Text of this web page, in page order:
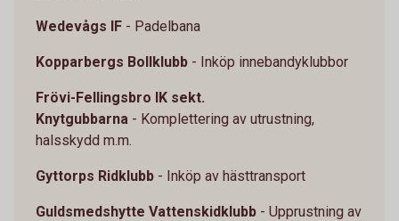
Wedevågs IF - Padelbana
Kopparbergs Bollklubb - Inköp innebandyklubbor
Frövi-Fellingsbro IK sekt.
Knytgubbarna - Komplettering av utrustning,
halsskydd m.m.
Gyttorps Ridklubb - Inköp av hästtransport
Guldsmedshytte Vattenskidklubb - Upprustning av